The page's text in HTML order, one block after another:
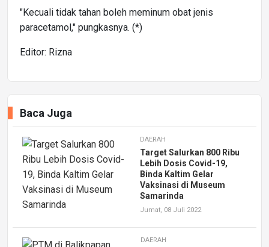
"Kecuali tidak tahan boleh meminum obat jenis
paracetamol," pungkasnya. (*)
Editor: Rizna
Baca Juga
DAERAH
Target Salurkan 800 Ribu
Lebih Dosis Covid-19,
Binda Kaltim Gelar
Vaksinasi di Museum
Samarinda
Jumat, 08 Juli 2022
DAERAH